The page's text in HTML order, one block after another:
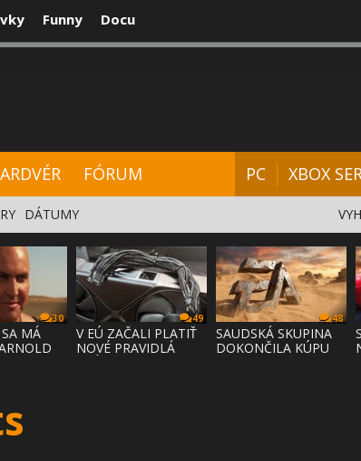
Funny Docu
FÓRUM PC XBOX
DÁTUMY
30
MÁ
49
V EÚ ZAČALI PLATIŤ
NOVÉ PRAVIDLÁ
48
SAUDSKÁ SKUPINA
DOKONČILA KÚPU